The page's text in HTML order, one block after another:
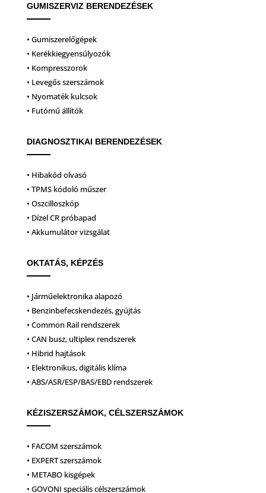
GUMISZERVIZ BERENDEZÉSEK
• Gumiszerelőgépek
• Kerékkiegyensúlyozók
• Kompresszorok
• Levegős szerszámok
• Nyomaték kulcsok
• Futómű állítók
DIAGNOSZTIKAI BERENDEZÉSEK
• Hibakód olvasó
• TPMS kódoló műszer
• Oszcilloszkóp
• Dízel CR próbapad
• Akkumulátor vizsgálat
OKTATÁS, KÉPZÉS
• Járműelektronika alapozó
• Benzinbefecskendezés, gyújtás
• Common Rail rendszerek
• CAN busz, ultiplex rendszerek
• Hibrid hajtások
• Elektronikus, digitális klíma
• ABS/ASR/ESP/BAS/EBD rendszerek
KÉZISZERSZÁMOK, CÉLSZERSZÁMOK
• FACOM szerszámok
• EXPERT szerszámok
• METABO kisgépek
• GOVONI speciális célszerszámok